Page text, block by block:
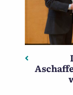
Vorheriger: